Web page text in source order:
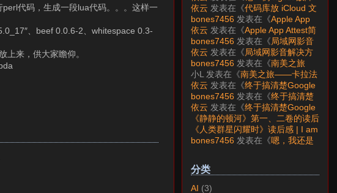
代码，生成一段lua代码。。。这样一
、beef 0.0.6-2、whitespace 0.3-
上来，供大家瞻仰。
分析 》
依云 发表在《代码库放 iCloud 文
件夹会怎样？》
bones7456 发表在《Apple App
Attest简介》
依云 发表在《Apple App Attest简
介》
bones7456 发表在《局域网影音
解决方案——Jellyfin》
依云 发表在《局域网影音解决方
案——Jellyfin》
bones7456 发表在《南美之旅
——卡拉法特看莫雷诺大冰川》
小L 发表在《南美之旅——卡拉法
特看莫雷诺大冰川》
依云 发表在《终于搞清楚Google
账号的所属国家的逻辑了》
bones7456 发表在《终于搞清楚
Google账号的所属国家的逻辑
了》
依云 发表在《终于搞清楚Google
账号的所属国家的逻辑了》
《静静的顿河》第一、二卷的读后
感 | I am LAZY bones?发表在
《《人类群星闪耀时》读后感》
《人类群星闪耀时》读后感 | I am
LAZY bones?发表在《
《显微镜
bones7456 发表在《嗯，我还是
分类
AI (3)